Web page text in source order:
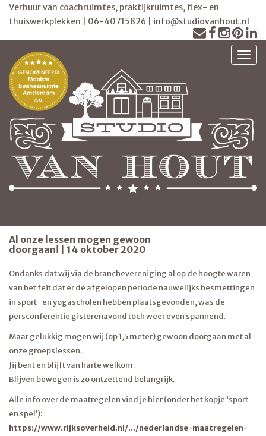
Verhuur van coachruimtes, praktijkruimtes, flex- en
thuiswerkplekken | 06-40715826 | info@studiovanhout.nl
Al onze lessen mogen gewoon
doorgaan! | 14 oktober 2020
Ondanks dat wij via de branchevereniging al op de hoogte waren
van het feit dat er de afgelopen periode nauwelijks besmettingen
in sport- en yogascholen hebben plaatsgevonden, was de
persconferentie gisterenavond toch weer even spannend.
Maar gelukkig mogen wij (op 1,5 meter) gewoon doorgaan met al
onze groepslessen.
Jij bent en blijft van harte welkom.
Blijven bewegen is zo ontzettend belangrijk.
Alle info over de maatregelen vind je hier (onder het kopje ‘sport
en spel’):
https://www.rijksoverheid.nl/…/nederlandse-maatregelen-